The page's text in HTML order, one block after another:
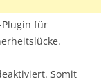
Plugin für
Somit